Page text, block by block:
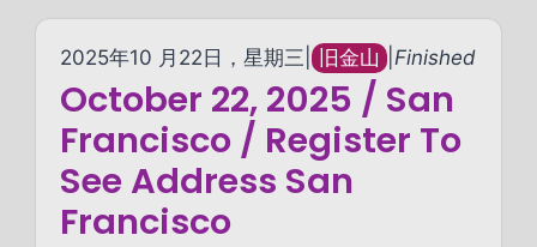
2025年10 月22日，星期三 旧金山 Finished
October 22, 2025 / San
Francisco / Register To
See Address San
Francisco